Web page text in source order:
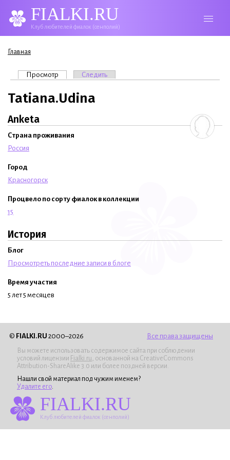
FIALKI.RU
Клуб любителей фиалок (сенполий)
Вы здесь
Главная
Главные вкладки
Просмотр (активная вкладка)
Следить
Tatiana.Udina
Anketa
Страна проживания
Россия
Город
Красногорск
Процвело по сорту фиалок в коллекции
15
История
Блог
Просмотреть последние записи в блоге
Время участия
5 лет 5 месяцев
© FIALKI.RU 2000–2026 Все права защищены
Вы можете использовать содержимое сайта при соблюдении
условий лицензии Fialki.ru , основанной на CreativeCommons
Attribution-ShareAlike 3.0 или более поздней версии.
Нашли свой материал под чужим именем?
Удалите его
FIALKI.RU
Клуб любителей фиалок (сенполий)